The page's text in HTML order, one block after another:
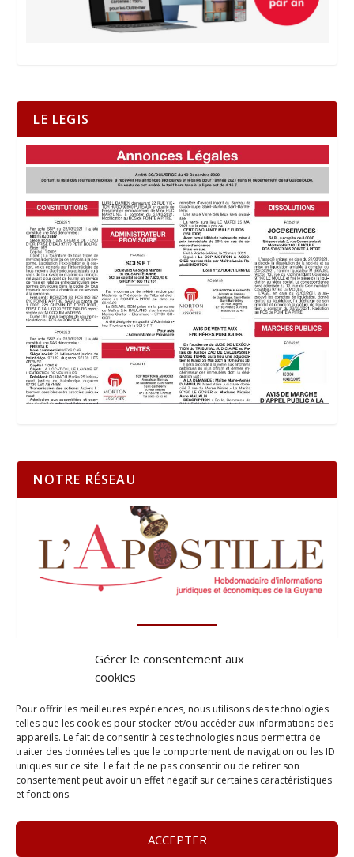
Gérer le consentement aux
cookies
Pour offrir les meilleures expériences, nous utilisons des technologies
telles que les cookies pour stocker et/ou accéder aux informations des
appareils. Le fait de consentir à ces technologies nous permettra de
traiter des données telles que le comportement de navigation ou les ID
uniques sur ce site. Le fait de ne pas consentir ou de retirer son
consentement peut avoir un effet négatif sur certaines caractéristiques
et fonctions.
ACCEPTER
LE LEGIS
NOTRE RÉSEAU